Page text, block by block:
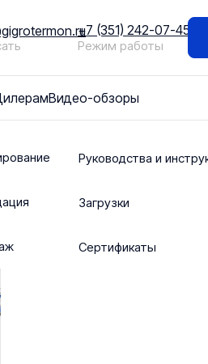
Видео-обзоры
+7 (351) 242-07-45
Режим работы
Система блокировки дверей
Готовые модули
Руководства и
Загрузки
Сертификаты